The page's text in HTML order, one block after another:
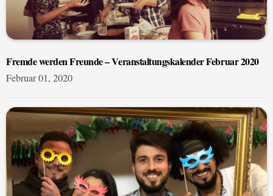
Fremde werden Freunde – Veranstaltungskalender Februar 2020
Februar 01, 2020